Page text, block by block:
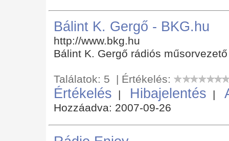
Bálint K. Gergő - BKG.hu
http://www.bkg.hu
Bálint K. Gergő rádiós
Találatok: 5 | Értékelés:
Értékelés | Hibajelentés |
Hozzáadva: 2007-09-26